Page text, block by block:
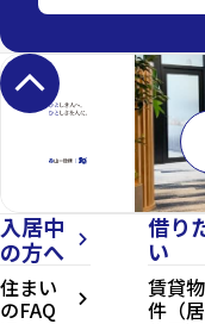
keyboard_arrow_up
入居中
の方へ
arrow_forward_ios
住まい
のFAQ arrow_forward_ios
借り
い
賃貸物
件（居